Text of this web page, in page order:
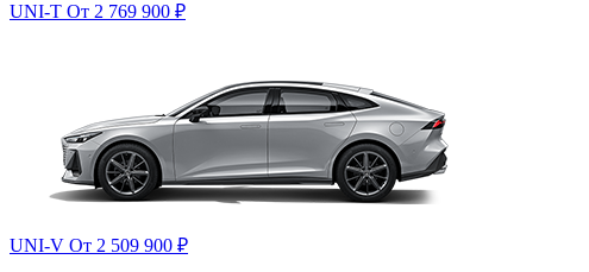
UNI-T От 2 769 900 ₽
UNI-V От 2 509 900 ₽